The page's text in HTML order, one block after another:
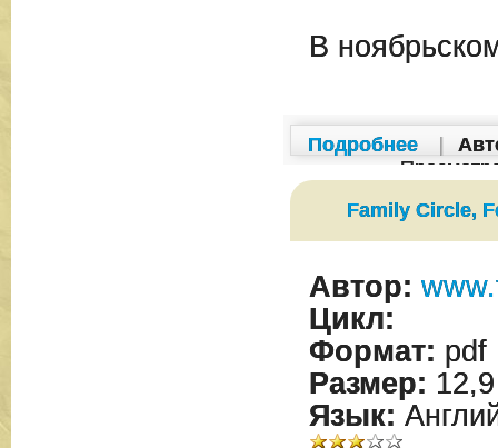
В
Подробнее
Family Circle,
Автор:
Цикл:
Формат: pdf
Размер:
Язык: